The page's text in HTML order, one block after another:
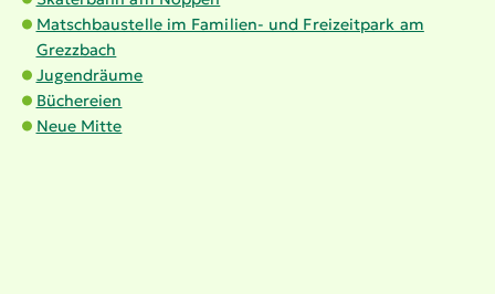
Matschbaustelle im Familien- und Freizeitpark am
Grezzbach
Jugendräume
Büchereien
Neue Mitte